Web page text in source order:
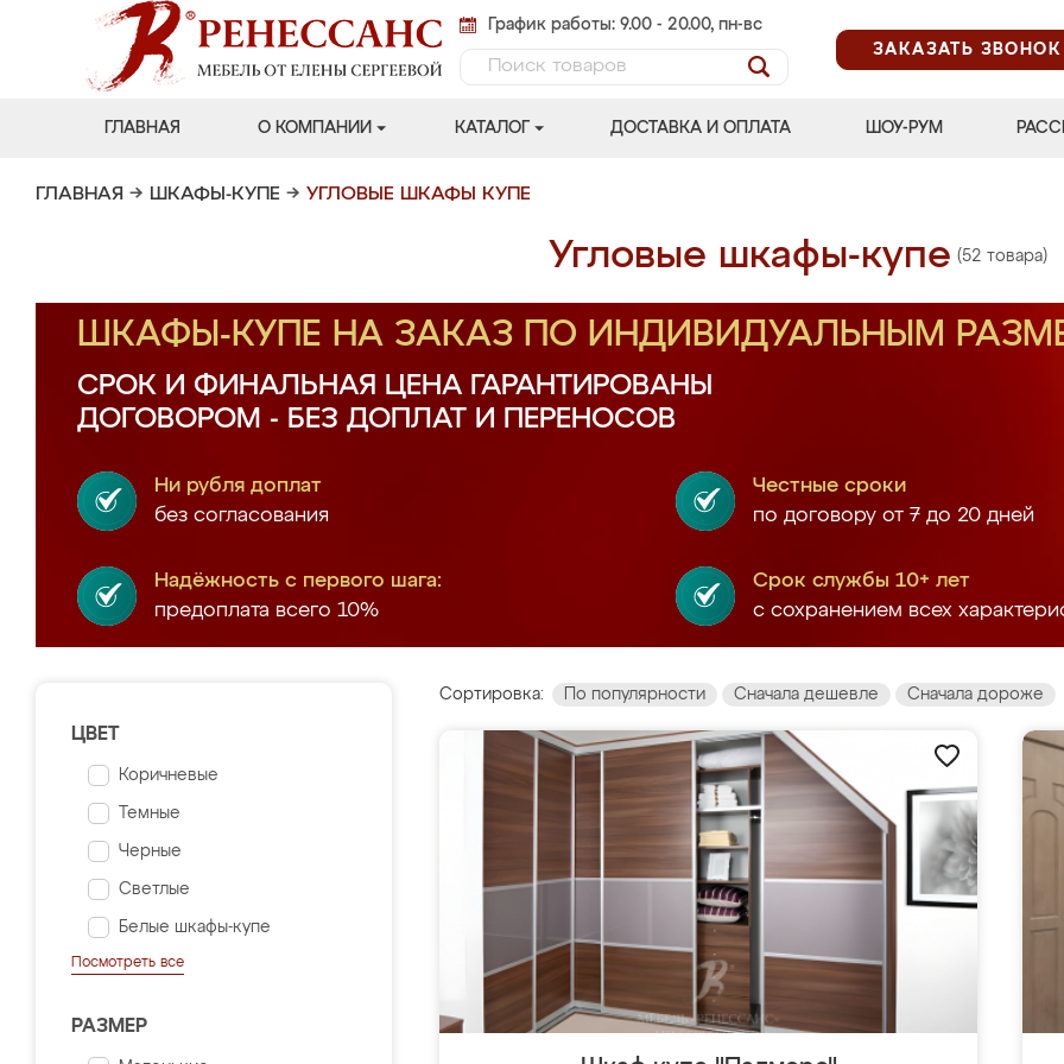
График работы: 9.00 - 20.00, пн-вс
ЗАКАЗАТЬ ЗВОНОК
ГЛАВНАЯ О КОМПАНИИ КАТАЛОГ ДОСТАВКА И ОПЛАТА ШОУ-РУМ
ГЛАВНАЯ → ШКАФЫ-КУПЕ → УГЛОВЫЕ ШКАФЫ КУПЕ
Угловые шкафы-купе (52 товара)
ШКАФЫ-КУПЕ НА ЗАКАЗ ПО ИНДИВИДУАЛЬНЫМ
СРОК И ФИНАЛЬНАЯ ЦЕНА ГАРАНТИРОВАНЫ
ДОГОВОРОМ - БЕЗ ДОПЛАТ И ПЕРЕНОСОВ
Ни рубля доплат
без согласования
Честные сроки
по договору от 7 до 20 дней
Надёжность с первого шага:
предоплата всего 10%
Срок службы 10+ лет
с сохранением всех
ЦВЕТ
Коричневые
Темные
Черные
Светлые
Белые шкафы-купе
Посмотреть все
РАЗМЕР
Сортировка: По популярности Сначала дешевле Сначала дороже